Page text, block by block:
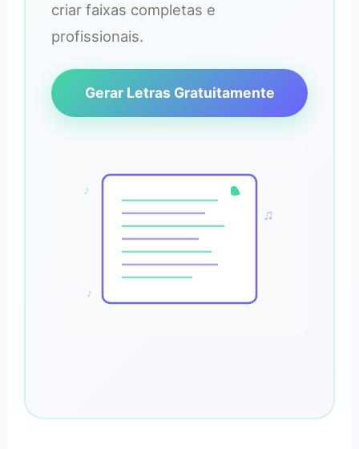
criar faixas completas e
profissionais.
Gerar Letras Gratuitamente
♪
♫
♪